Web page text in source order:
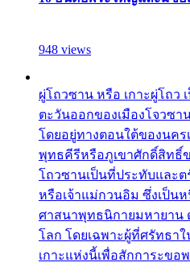
948 views
ผู่โถวซาน หรือ เกาะผู่โถว
ตะวันออกของเมืองโจวซา
โดยอยู่ทางตอนใต้ของนคร
พุทธคีรีหรือภูเขาศักดิ์สิทธิ์
โถวซานเป็นที่ประทับและ
หรือเจ้าแม่กวนอิม ซึ่งเป็น
ศาสนาพุทธนิกายมหายาน
โลก โดยเฉพาะผู้ที่ศรัทธา
เกาะแห่งนี้เพื่อสักการะขอ